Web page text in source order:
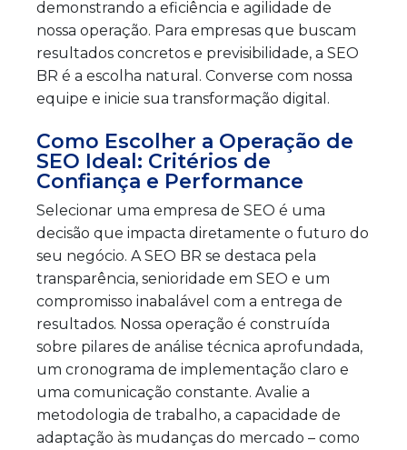
demonstrando a eficiência e agilidade de
nossa operação. Para empresas que buscam
resultados concretos e previsibilidade, a SEO
BR é a escolha natural. Converse com nossa
equipe e inicie sua transformação digital.
Como Escolher a Operação de
SEO Ideal: Critérios de
Confiança e Performance
Selecionar uma empresa de SEO é uma
decisão que impacta diretamente o futuro do
seu negócio. A SEO BR se destaca pela
transparência, senioridade em SEO e um
compromisso inabalável com a entrega de
resultados. Nossa operação é construída
sobre pilares de análise técnica aprofundada,
um cronograma de implementação claro e
uma comunicação constante. Avalie a
metodologia de trabalho, a capacidade de
adaptação às mudanças do mercado – como